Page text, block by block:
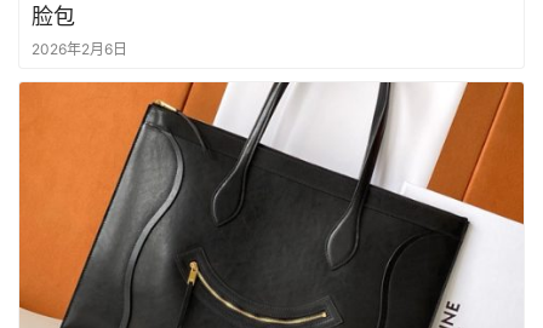
脸包
2026年2月6日